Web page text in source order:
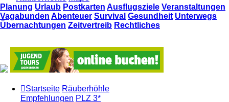
Planung Urlaub Postkarten Ausflugsziele Veranstaltungen
Vagabunden Abenteuer Survival Gesundheit Unterwegs
Übernachtungen Zeitvertreib Rechtliches
Startseite Räuberhöhle
Empfehlungen PLZ 3*